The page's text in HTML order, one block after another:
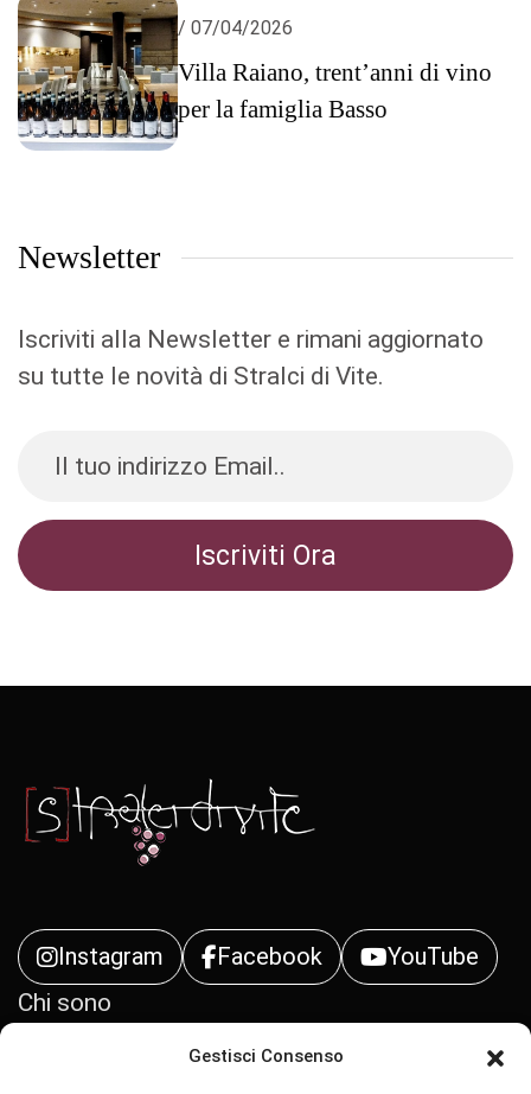
Gestisci Consenso
/ 07/04/2026
Villa Raiano, trent’anni di vino
per la famiglia Basso
Newsletter
Iscriviti alla Newsletter e rimani aggiornato
su tutte le novità di Stralci di Vite.
Instagram Facebook
YouTube
Chi sono